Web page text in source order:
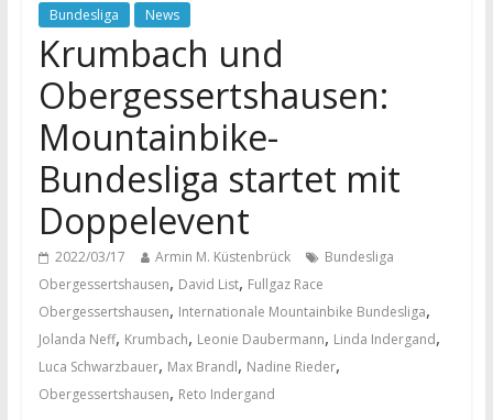
Bundesliga News
Krumbach und
Obergessertshausen:
Mountainbike-
Bundesliga startet mit
Doppelevent
2022/03/17 Armin M. Küstenbrück
Bundesliga
Obergessertshausen, David List, Fullgaz Race
Obergessertshausen, Internationale Mountainbike Bundesliga,
Jolanda Neff, Krumbach, Leonie Daubermann, Linda Indergand,
Luca Schwarzbauer, Max Brandl, Nadine Rieder,
Obergessertshausen, Reto Indergand